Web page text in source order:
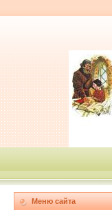
Меню сайта